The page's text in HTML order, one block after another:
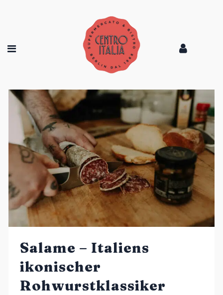
Salame – Italiens
ikonischer
Rohwurstklassiker